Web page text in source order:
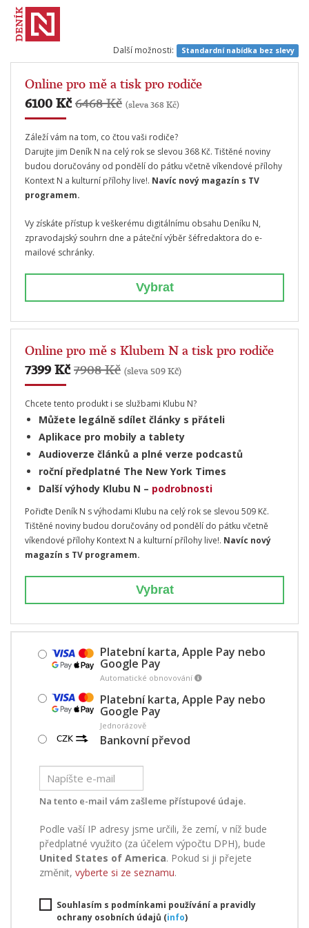
Další možnosti: Standardní nabídka bez slevy
Online pro mě a tisk pro rodiče
6100 Kč6468 Kč (sleva 368 Kč)
Záleží vám na tom, co čtou vaši rodiče?
Darujte jim Deník N na celý rok se slevou 368 Kč. Tištěné noviny
budou doručovány od pondělí do pátku včetně víkendové přílohy
Kontext N a kulturní přílohy live!. Navíc nový magazín s TV
programem.
Vy získáte přístup k veškerému digitálnímu obsahu Deníku N,
zpravodajský souhrn dne a páteční výběr šéfredaktora do e-
mailové schránky.
Vybrat
Online pro mě s Klubem N a tisk pro rodiče
7399 Kč7908 Kč (sleva 509 Kč)
Chcete tento produkt i se službami Klubu N?
Můžete legálně sdílet články s přáteli
Aplikace pro mobily a tablety
Audioverze článků a plné verze podcastů
roční předplatné The New York Times
Další výhody Klubu N – podrobnosti
Pořiďte Deník N s výhodami Klubu na celý rok se slevou 509 Kč.
Tištěné noviny budou doručovány od pondělí do pátku včetně
víkendové přílohy Kontext N a kulturní přílohy live!. Navíc nový
magazín s TV programem.
Vybrat
Platební karta, Apple Pay nebo
Google Pay
Automatické obnovování
Platební karta, Apple Pay nebo
Google Pay
Jednorázově
Bankovní převod
Na tento e-mail vám zašleme přístupové údaje.
Podle vaší IP adresy jsme určili, že zemí, v níž bude
předplatné využito (za účelem výpočtu DPH), bude
United States of America. Pokud si ji přejete
změnit, vyberte si ze seznamu.
Souhlasím s podmínkami používání a pravidly
ochrany osobních údajů (info)